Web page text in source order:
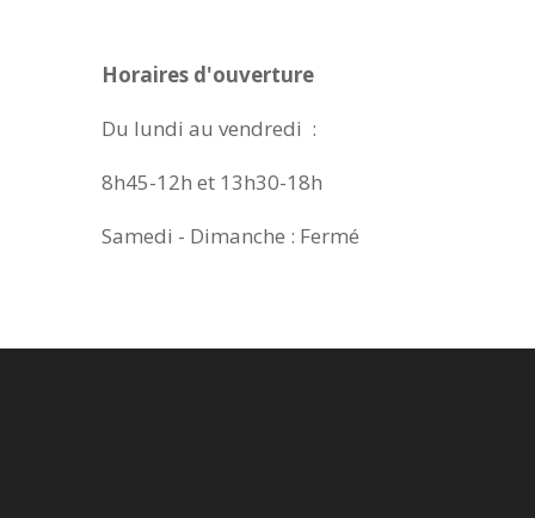
Horaires d'ouverture
Du lundi au vendredi :
8h45-12h et 13h30-18h
Samedi - Dimanche : Fermé